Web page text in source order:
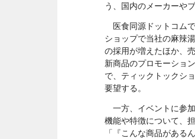
う、国内のメーカーや
医食同源ドットコム
ショップで当社の麻辣
の採用が増えたほか、
新商品のプロモーショ
で、ティックトックシ
要望する。
一方、イベントに参
機能や特徴について、
「『こんな商品がある